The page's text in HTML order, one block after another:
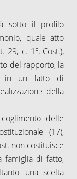
sotto il profilo
quale atto
29, c. 1°, Cost.),
del rapporto, la
in un fatto di
della
delle
(17),
non costituisce
famiglia di fatto,
una scelta